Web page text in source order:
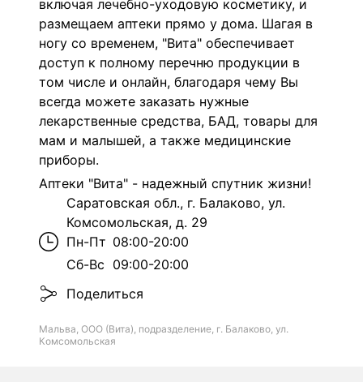
включая лечебно-уходовую косметику, и
размещаем аптеки прямо у дома. Шагая в
ногу со временем, "Вита" обеспечивает
доступ к полному перечню продукции в
том числе и онлайн, благодаря чему Вы
всегда можете заказать нужные
лекарственные средства, БАД, товары для
мам и малышей, а также медицинские
приборы.
Аптеки "Вита" - надежный спутник жизни!
Саратовская обл., г. Балаково, ул.
Комсомольская, д. 29
Пн-Пт 08:00-20:00
Сб-Вс 09:00-20:00
Поделиться
Мальва, ООО (Вита), подразделение, г. Балаково, ул.
Комсомольская